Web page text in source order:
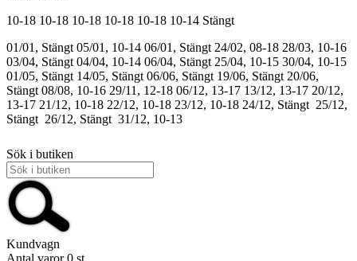
10-18 10-18 10-18 10-18 10-18 10-14 Stängt
01/01, Stängt 05/01, 10-14 06/01, Stängt 24/02, 08-18 28/03, 10-16
03/04, Stängt 04/04, 10-14 06/04, Stängt 25/04, 10-15 30/04, 10-15
01/05, Stängt 14/05, Stängt 06/06, Stängt 19/06, Stängt 20/06,
Stängt 08/08, 10-16 29/11, 12-18 06/12, 13-17 13/12, 13-17 20/12,
13-17 21/12, 10-18 22/12, 10-18 23/12, 10-18 24/12, Stängt 25/12,
Stängt 26/12, Stängt 31/12, 10-13
Sök i butiken
Kundvagn
Antal varor 0 st